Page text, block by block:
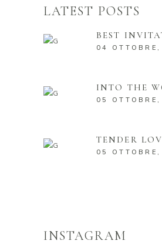
LATEST POSTS
BEST
04
INTO THE
05
TENDER
05
INSTAGRAM